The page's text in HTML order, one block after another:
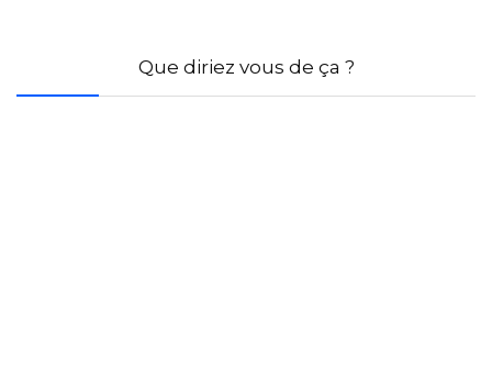
Que diriez vous de ça ?